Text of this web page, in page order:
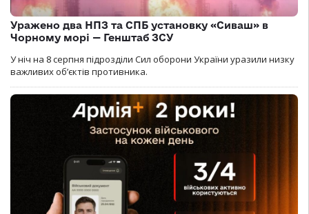
Уражено два НПЗ та СПБ установку «Сиваш» в
Чорному морі — Генштаб ЗСУ
У ніч на 8 серпня підрозділи Сил оборони України уразили низку
важливих об’єктів противника.